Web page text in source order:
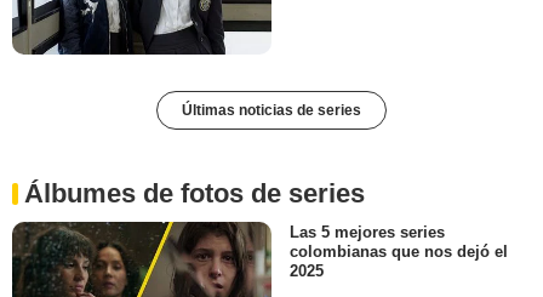
Últimas noticias de series
Álbumes de fotos de series
Las 5 mejores series
colombianas que nos dejó el
2025